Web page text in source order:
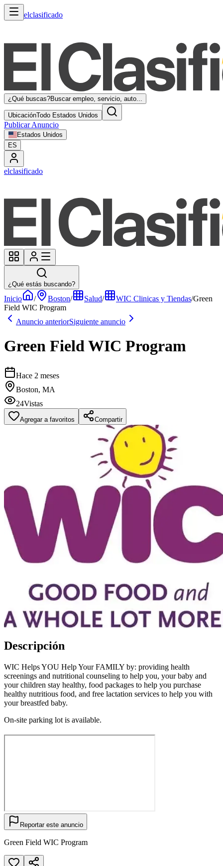
elclasificado
¿Qué buscas?Buscar empleo, servicio, auto...
UbicaciónTodo Estados Unidos
Publicar Anuncio
Estados Unidos
ES
elclasificado
¿Qué estás buscando?
Inicio / Boston/ Salud/ WIC Clinicas y Tiendas/Green
Field WIC Program
Anuncio anteriorSiguiente anuncio
Green Field WIC Program
Hace 2 meses
Boston, MA
24Vistas
Agregar a favoritos Compartir
Descripción
WIC Helps YOU Help Your FAMILY by: providing health
screenings and nutritional counseling to help you, your baby and
your children stay healthy, food packages to help you purchase
healthy nutritious food, and free lactation services to help you with
your breastfed baby.
On-site parking lot is available.
Reportar este anuncio
Green Field WIC Program